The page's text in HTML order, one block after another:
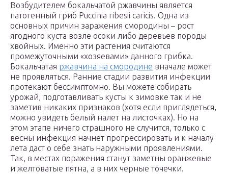
Возбудителем бокальчатой ржавчины является
патогенный гриб Puccinia ribesii caricis. Одна из
основных причин заражения смородины – рост
ягодного куста возле осоки либо деревьев породы
хвойных. Именно эти растения считаются
промежуточными «хозяевами» данного грибка.
Бокальчатая ржавчина на смородине вначале может
не проявляться. Ранние стадии развития инфекции
протекают бессимптомно. Вы можете собирать
урожай, подготавливать кусты к зимовке так и не
заметив никаких признаков (хотя если приглядеться,
можно увидеть белый налет на листочках). Но на
этом этапе ничего страшного не случится, только с
весны инфекция начнет прогрессировать и к началу
лета даст о себе знать наружными проявлениями.
Так, в местах поражения станут заметны оранжевые
и желтоватые пятна, а в них черные точечки.